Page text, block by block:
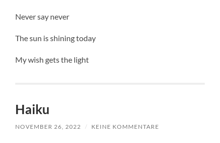
Never say never
The sun is shining today
My wish gets the light
Haiku
NOVEMBER 26, 2022 / KEINE KOMMENTARE